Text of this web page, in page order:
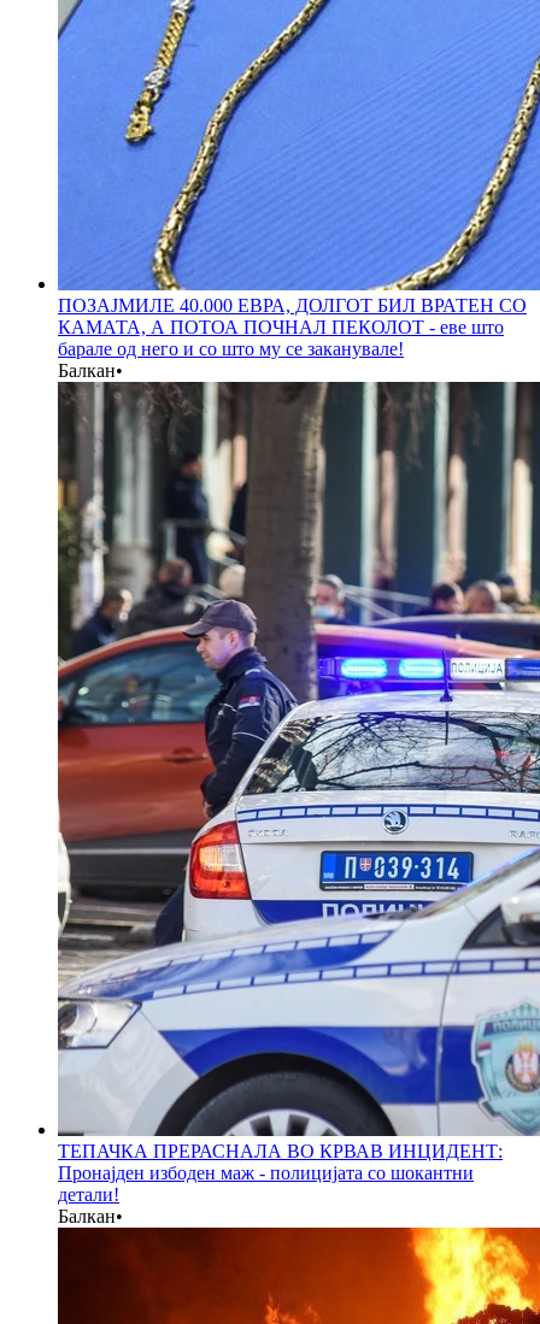
ПОЗАЈМИЛЕ 40.000 ЕВРА, ДОЛГОТ БИЛ ВРАТЕН СО
КАМАТА, А ПОТОА ПОЧНАЛ ПЕКОЛОТ - еве што
барале од него и со што му се заканувале!
Балкан•
ТЕПАЧКА ПРЕРАСНАЛА ВО КРВАВ ИНЦИДЕНТ:
Пронајден избоден маж - полицијата со шокантни
детали!
Балкан•